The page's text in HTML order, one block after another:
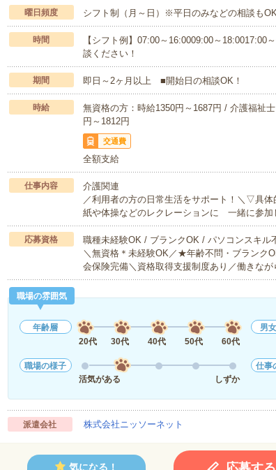
曜日頻度 シフト制（月～日）※平日のみなどの相談も
時間
【シフト例】07:00～16:0009:00～
談ください！
期間 即日～2ヶ月以上 ■開始日の相談OK！
時給
無資格の方：時給1350円～1687円 / 介護福祉
円～1812円
交通費
全額支給
仕事内容
介護関連
／利用者の方の日常生活をサポート！＼▽具
紙や体操などのレクレーションに 一緒に参
応募資格
職種未経験OK / ブランクOK / パソコンスキル
＼無資格＊未経験OK／★年齢不問・ブラン
会保険完備＼資格取得支援制度あり／働きな
職場の雰囲気
年齢層
20代
30代 40代 50代 60代
男
職場の様子
活気がある
しずか
仕事
派遣会社 株式会社ニッソーネット
気になる！